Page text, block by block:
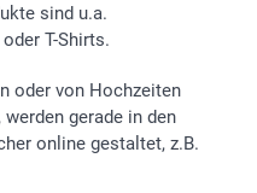
sind u.a.
T-Shirts.
oder von Hochzeiten
gerade in den
online gestaltet, z.B.